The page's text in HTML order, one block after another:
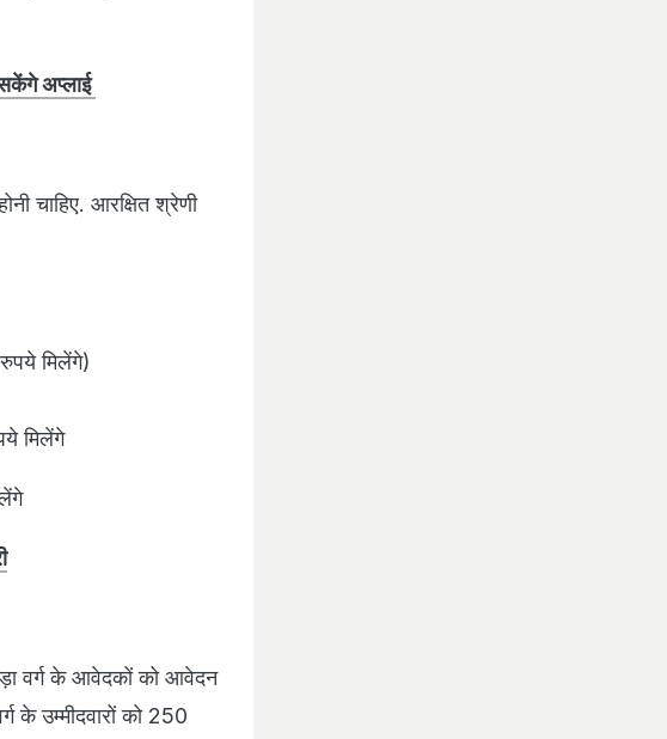
अप्लाई
चाहिए. आरक्षित श्रेणी
मिलेंगे)
मिलेंगे
वर्ग के आवेदकों को आवेदन
के उम्मीदवारों को 250